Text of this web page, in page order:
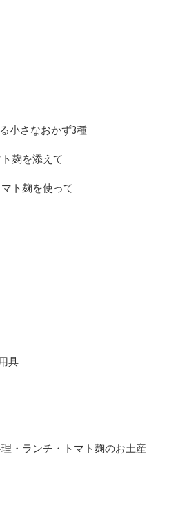
小さなおかず3種
麹を添えて
ト麹を使って
具
・ランチ・トマト麹のお土産